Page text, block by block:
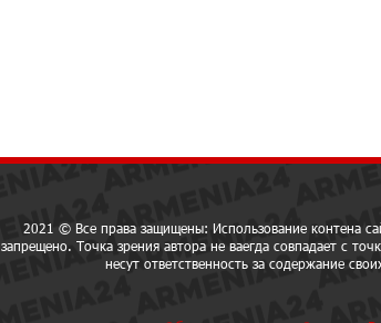
2021 © Все права защищены: Использование контена
запрещено. Точка зрения автора не ваегда совпадает с
несут ответственность за содержание